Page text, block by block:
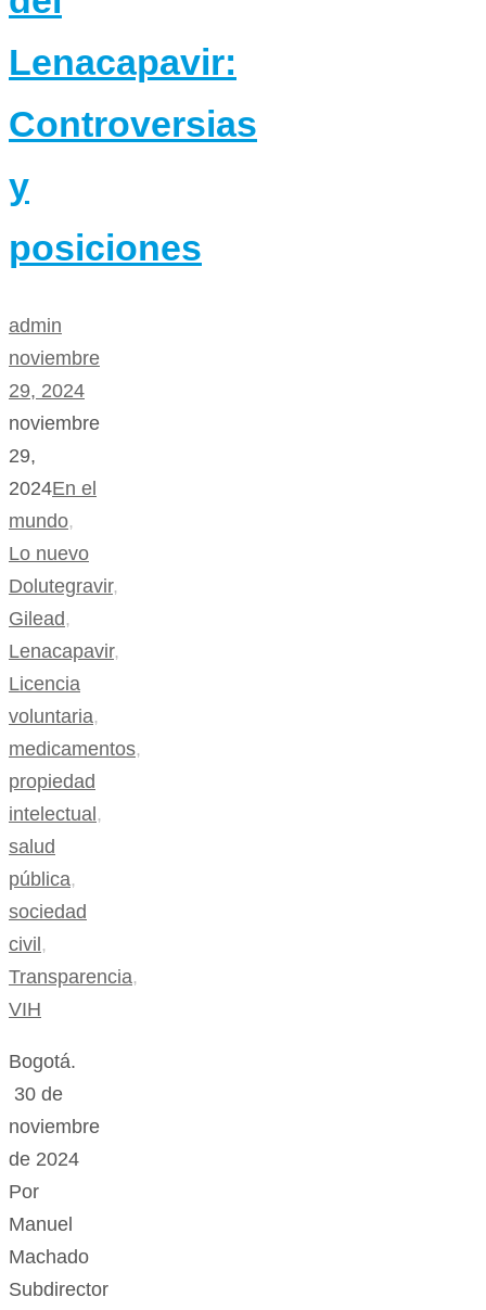
Lenacapavir:
Controversias
y
posiciones
admin
noviembre
29, 2024
noviembre
29,
2024En el
mundo,
Lo nuevo
Dolutegravir,
Gilead ,
Lenacapavir,
Licencia
voluntaria,
medicamentos,
propiedad
intelectual ,
salud
pública,
sociedad
civil ,
Transparencia,
VIH
Bogotá.
30 de
noviembre
de 2024
Por
Manuel
Machado
Subdirector